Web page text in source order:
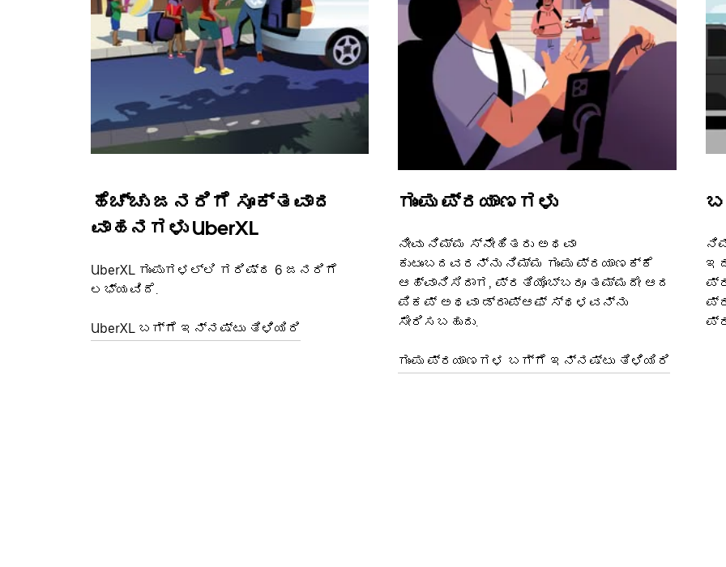
ಹೆಚ್ಚು ಜನರಿಗೆ ಸೂಕ್ತವಾದ
ವಾಹನಗಳು UberXL
UberXL ಗುಂಪುಗಳಲ್ಲಿ ಗರಿಷ್ಠ 6 ಜನರಿಗೆ
ಲಭ್ಯವಿದೆ.
UberXL ಬಗ್ಗೆ ಇನ್ನಷ್ಟು ತಿಳಿಯಿರಿ
ಗುಂಪು ಪ್ರಯಾಣಗಳು
ನೀವು ನಿಮ್ಮ ಸ್ನೇಹಿತರು ಅಥವಾ
ಕುಟುಂಬದವರನ್ನು ನಿಮ್ಮ ಗುಂಪು ಪ್ರಯಾಣಕ್ಕೆ
ಆಹ್ವಾನಿಸಿದಾಗ, ಪ್ರತಿಯೊಬ್ಬರೂ ತಮ್ಮದೇ ಆದ
ಪಿಕಪ್ ಅಥವಾ ಡ್ರಾಪ್‌ಆಫ್ ಸ್ಥಳವನ್ನು
ಸೇರಿಸಬಹುದು.
ಗುಂಪು ಪ್ರಯಾಣಗಳ ಬಗ್ಗೆ ಇನ್ನಷ್ಟು ತಿಳಿಯಿರಿ